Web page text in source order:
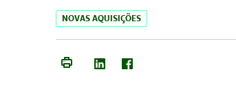
NOVAS AQUISIÇÕES